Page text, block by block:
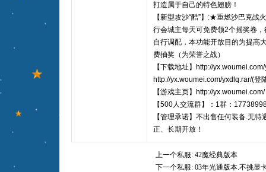
打造属于自己的特色翅膀！
【新型攻沙“酷”】:★重燃沙巴克战
行会城主每天可免费领2个摇奖卷
自行调配，本功能开放目的为提高
费抽奖（为荣誉之战）
【下载地址】http://
http://yx.woumei.com/yxdlq.rar/(登
【游戏主页】http://yx.woumei.com/
【500人交流群】：1群：
【管理承诺】不出售任何装备.无
正、长期开放！
上一个私服: 42魔经典版本
下一个私服: 03年光通版本.不挑显